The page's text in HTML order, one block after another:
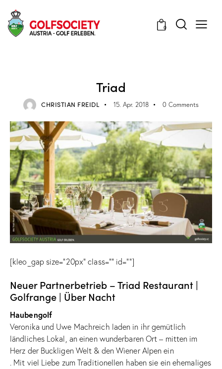
0
Triad
CHRISTIAN FREIDL 15. Apr. 2018 0 Comments
[kleo_gap size=”20px” class=”” id=””]
Neuer Partnerbetrieb – Triad Restaurant |
Golfrange | Über Nacht
Haubengolf
Veronika und Uwe Machreich laden in ihr gemütlich
ländliches Lokal, an einen wunderbaren Ort – mitten im
Herz der Buckligen Welt & den Wiener Alpen ein
. Mit viel Liebe zum Traditionellen haben sie ein ehemaliges